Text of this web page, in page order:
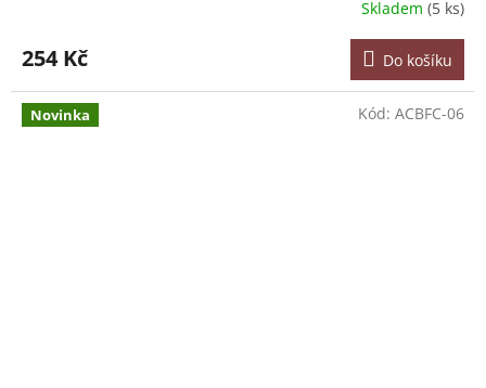
Skladem (5 ks)
254 Kč Do košíku
Novinka Kód: ACBFC-06